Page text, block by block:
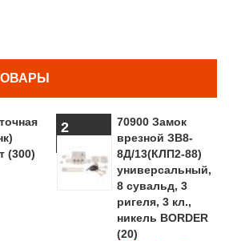
(300)
2
70900 Замок
врезной ЗВ8-
8Д/13(КЛП2-88)
универсальный,
8 сувальд, 3
ригеля, 3 кл.,
никель BORDER
(20)